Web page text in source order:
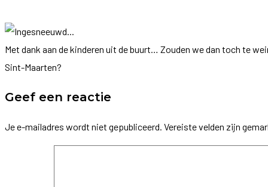
Met dank aan de kinderen uit de buurt… Zouden we dan toch te
Sint-Maarten?
Geef een reactie
Je e-mailadres wordt niet gepubliceerd. Vereiste velden zijn